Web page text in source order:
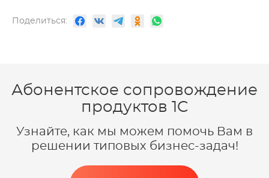
Поделиться:
Абонентское сопровождение
продуктов 1C
Узнайте, как мы можем помочь Вам в
решении типовых бизнес-задач!